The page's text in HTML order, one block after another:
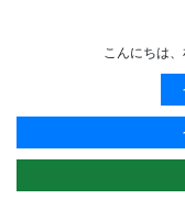
こんにちは